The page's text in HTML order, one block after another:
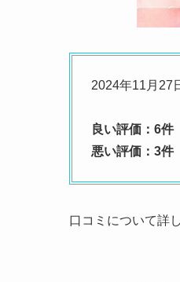
2024年11月27
良い評価：6件
悪い評価：3件
口コミについて詳